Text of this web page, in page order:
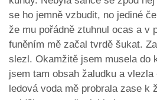
se ho jemně vzbudit, no jediné
že mu pořádně ztuhnul ocas a v
funěním mě začal tvrdě šukat.
slezl. Okamžitě jsem musela do
jsem tam obsah žaludku a
ledová voda mě probrala zase k